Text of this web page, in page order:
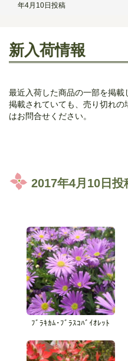
年4月10日投稿
新入荷情報
最近入荷した商品の一部を掲
掲載されていても、売り切れの
はお問合せください。
2017年4月10日投
ﾌﾞﾗｷｶﾑ･ﾌﾞﾗｽｺﾊﾞｲｵﾚｯﾄ